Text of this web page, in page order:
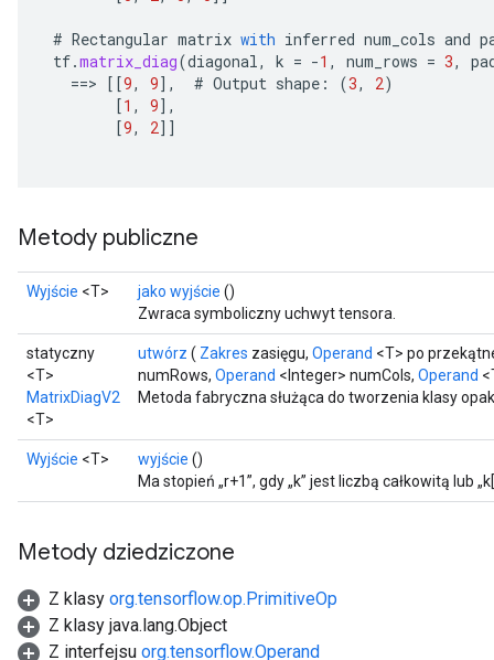
# Rectangular matrix with inferred num_cols and
tf.matrix_diag(diagonal, k = -1 , num_rows = 3,
==> [[9, 9] , # Output shape : (3, 2)
[1 , 9] ,
[9, 2]]
Metody publiczne
Wyjście <T> jako wyjście ()
Zwraca symboliczny uchwyt tensora.
statyczny
<T>
MatrixDiagV2
<T>
utwórz ( Zakres zasięgu, Operand <T> po
numRows, Operand <Integer> numCols, Operand
Metoda fabryczna służąca do tworzenia klasy
Wyjście <T> wyjście ()
Ma stopień „r+1”, gdy „k” jest liczbą całkowitą lub
Metody dziedziczone
Z klasy org.tensorflow.op.PrimitiveOp
Z klasy java.lang.Object
Z interfejsu org.tensorflow.Operand